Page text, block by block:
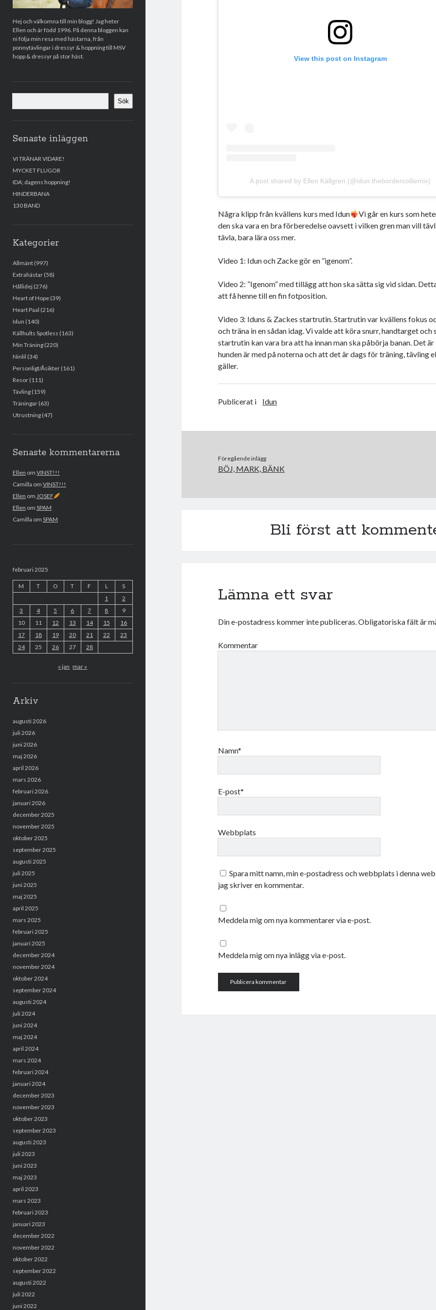
Hej och välkomna till min blogg! Jag heter
Ellen och är född 1996. På denna bloggen kan
ni följa min resa med hästarna, från
ponnytävlingar i dressyr & hoppning till MSV
hopp & dressyr på stor häst.
Sök
Senaste inläggen
VI TRÄNAR VIDARE!
MYCKET FLUGOR
IDA; dagens hoppning!
HINDERBANA
130 BAND
Kategorier
Allmänt(997)
Extrahästar(58)
Hållidej(276)
Heart of Hope(39)
Heart Paal (216)
Idun (140)
Källhults Spotless (163)
Min Träning(220)
Ninlil (34)
Personligt/Åsikter(161)
Resor(111)
Tävling(159)
Träningar(63)
Utrustning(47)
Senaste kommentarerna
Ellen om VINST!!!
Camilla om VINST!!!
Ellen om JOSEF
Ellen om SPAM
Camilla om SPAM
februari 2025
M T O T F L
S
1
2
3
4 5 6 7 8
9
10
11 12 13 14 15
16
17
18 19 20 21 22
23
24
25 26 27 28
« jan mar »
Arkiv
augusti 2026
juli 2026
juni 2026
maj 2026
april 2026
mars 2026
februari 2026
januari 2026
december 2025
november 2025
oktober 2025
september 2025
augusti 2025
juli 2025
juni 2025
maj 2025
april 2025
mars 2025
februari 2025
januari 2025
december 2024
november 2024
oktober 2024
september 2024
augusti 2024
juli 2024
juni 2024
maj 2024
april 2024
mars 2024
februari 2024
januari 2024
december 2023
november 2023
oktober 2023
september 2023
augusti 2023
juli 2023
juni 2023
maj 2023
april 2023
mars 2023
februari 2023
januari 2023
december 2022
november 2022
oktober 2022
september 2022
augusti 2022
juli 2022
juni 2022
View this post on Instagram
A post shared by Ellen Källgren (@idun.thebordercolliemix)
Några klipp från kvällens kurs med Idun
Vi går en kurs som
den ska vara en bra förberedelse oavsett i vilken gren man vill
tävla, bara lära oss mer.
Video 1: Idun och Zacke gör en ”igenom”.
Video 2: ”Igenom” med tillägg att hon ska sätta sig vid sidan.
att få henne till en fin fotposition.
Video 3: Iduns & Zackes startrutin. Startrutin var kvällens fokus
och träna in en sådan idag. Vi valde att köra snurr, handtarget och
startrutin kan vara bra att ha innan man ska påbörja banan. Det
hunden är med på noterna och att det är dags för träning, tävling
gäller.
Publicerat i Idun
Föregående inlägg
BÖJ, MARK, BÄNK
Bli först att
Lämna ett svar
Din e-postadress kommer inte publiceras.Obligatoriska fält är
Kommentar
Namn*
E-post*
Webbplats
Spara mitt namn, min e-postadress och webbplats i denna
jag skriver en kommentar.
Meddela mig om nya kommentarer via e-post.
Meddela mig om nya inlägg via e-post.